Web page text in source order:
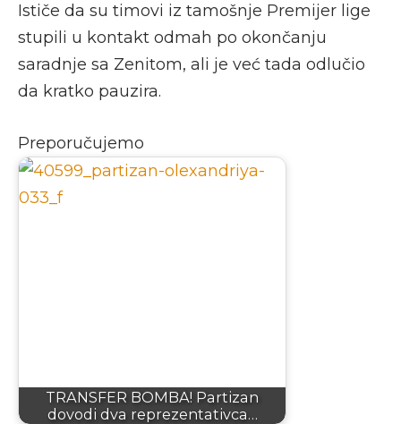
Ističe da su timovi iz tamošnje Premijer lige
stupili u kontakt odmah po okončanju
saradnje sa Zenitom, ali je već tada odlučio
da kratko pauzira.
Preporučujemo
TRANSFER BOMBA! Partizan
dovodi dva reprezentativca…